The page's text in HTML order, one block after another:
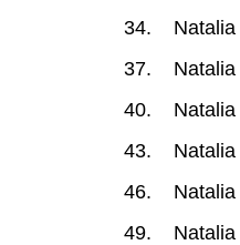
Natalia
Natalia
Natalia
Natalia
Natalia
Natalia